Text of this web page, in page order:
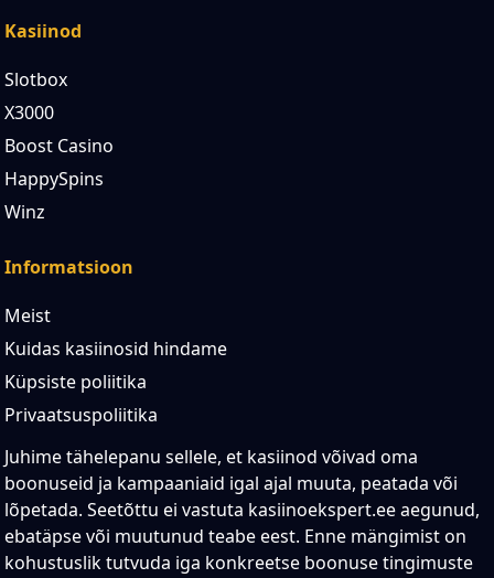
Kasiinod
Slotbox
X3000
Boost Casino
HappySpins
Winz
Informatsioon
Meist
Kuidas kasiinosid hindame
Küpsiste poliitika
Privaatsuspoliitika
Juhime tähelepanu sellele, et kasiinod võivad oma
boonuseid ja kampaaniaid igal ajal muuta, peatada või
lõpetada. Seetõttu ei vastuta kasiinoekspert.ee aegunud,
ebatäpse või muutunud teabe eest. Enne mängimist on
kohustuslik tutvuda iga konkreetse boonuse tingimuste